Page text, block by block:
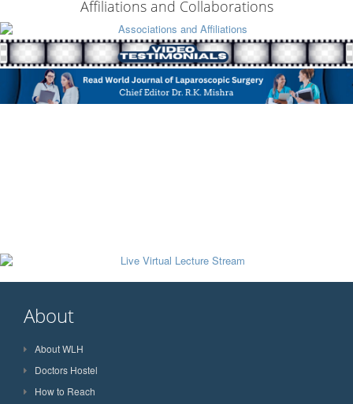
Affiliations and Collaborations
About
About WLH
Doctors Hostel
How to Reach